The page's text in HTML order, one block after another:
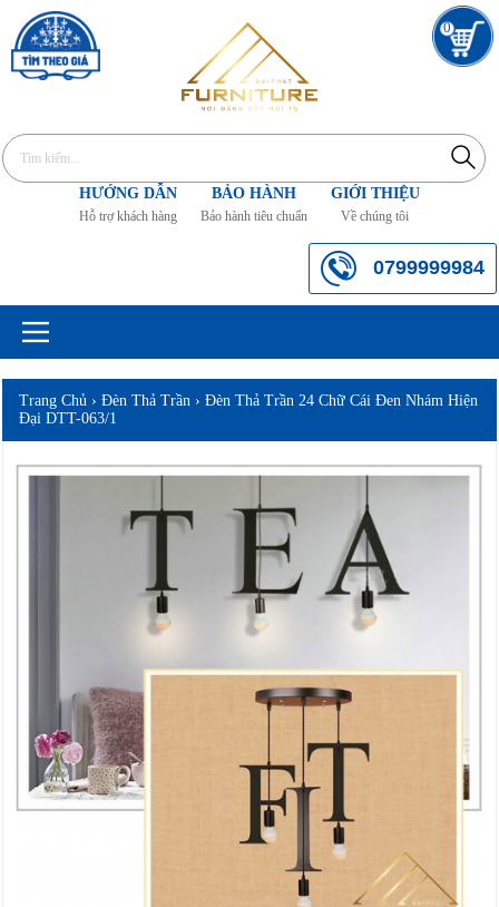
0
HƯỚNG DẪN
Hỗ trợ khách hàng
BẢO HÀNH
Bảo hành tiêu chuẩn
GIỚI THIỆU
Về chúng tôi
0799999984
Trang Chủ ›Đèn Thả Trần ›Đèn Thả Trần 24 Chữ Cái Đen Nhám Hiện
Đại DTT-063/1